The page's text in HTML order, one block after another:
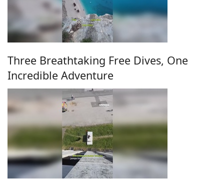
Three Breathtaking Free Dives, One
Incredible Adventure